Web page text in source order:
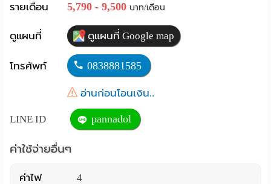
รายเดือน
5,790 - 9,500 บาท/เดือน
ดูแผนที่ ดูแผนที่ Google map
โทรศัพท์ 0838881585
อ่านก่อนโอนเงิน..
LINE ID pannadol
ค่าใช้จ่ายอื่นๆ
ค่าไฟ
4